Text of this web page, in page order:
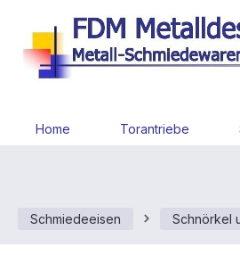
Hauptinhalt springen
Zur Suche springen
Zur Hauptnavigation springen
Home Torantriebe
Schmiedeeisen Schnörkel